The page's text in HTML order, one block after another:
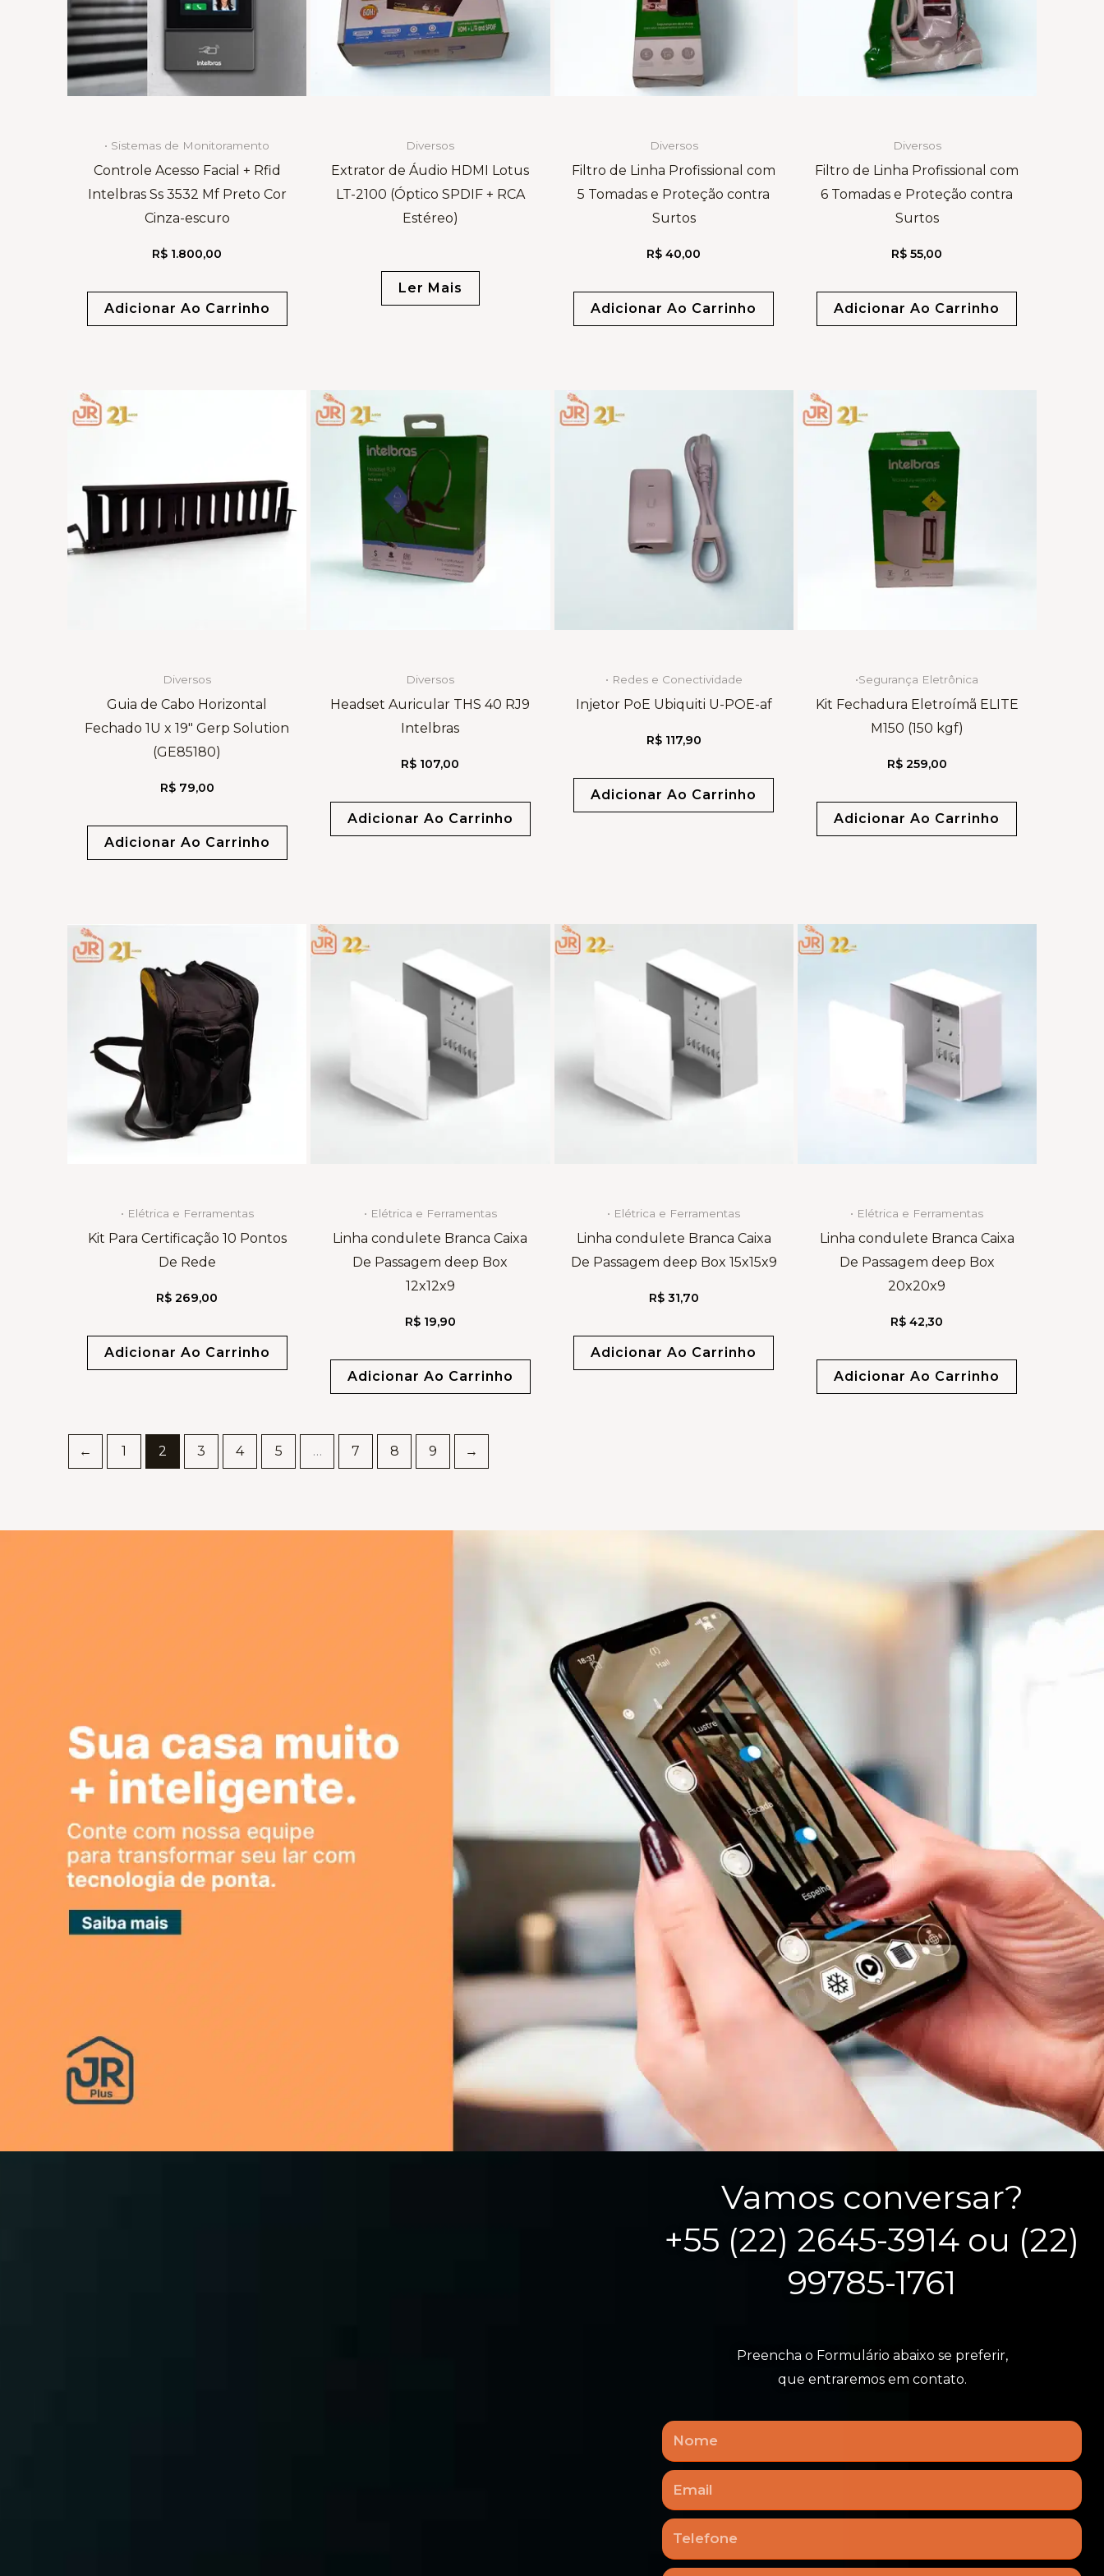
• Sistemas de Monitoramento
Controle Acesso Facial + Rfid
Intelbras Ss 3532 Mf Preto Cor
Cinza-escuro
R$ 1.800,00
Adicionar Ao Carrinho
Diversos
Extrator de Áudio HDMI Lotus
LT-2100 (Óptico SPDIF + RCA
Estéreo)
Ler Mais
Diversos
Filtro de Linha Profissional com
5 Tomadas e Proteção contra
Surtos
R$ 40,00
Adicionar Ao Carrinho
Diversos
Filtro de Linha Profissional com
6 Tomadas e Proteção contra
Surtos
R$ 55,00
Adicionar Ao Carrinho
Diversos
Guia de Cabo Horizontal
Fechado 1U x 19″ Gerp Solution
(GE85180)
R$79,00
Adicionar Ao Carrinho
Diversos
Headset Auricular THS 40 RJ9
Intelbras
R$ 107,00
Adicionar Ao Carrinho
• Redes e Conectividade
Injetor PoE Ubiquiti U-POE-af
R$117,90
Adicionar Ao Carrinho
•Segurança Eletrônica
Kit Fechadura Eletroímã ELITE
M150 (150 kgf)
R$259,00
Adicionar Ao Carrinho
• Elétrica e Ferramentas
Kit Para Certificação 10 Pontos
De Rede
R$ 269,00
Adicionar Ao Carrinho
• Elétrica e Ferramentas
Linha condulete Branca Caixa
De Passagem deep Box
12x12x9
R$19,90
Adicionar Ao Carrinho
• Elétrica e Ferramentas
Linha condulete Branca Caixa
De Passagem deep Box 15x15x9
R$31,70
Adicionar Ao Carrinho
• Elétrica e Ferramentas
Linha condulete Branca Caixa
De Passagem deep Box
20x20x9
R$ 42,30
Adicionar Ao Carrinho
← 1 2 3 4 5 … 7 8 9 →
Vamos conversar?
+55 (22) 2645-3914 ou (22)
99785-1761
Preencha o Formulário abaixo se preferir,
que entraremos em contato.
Nome
Email
Telefone